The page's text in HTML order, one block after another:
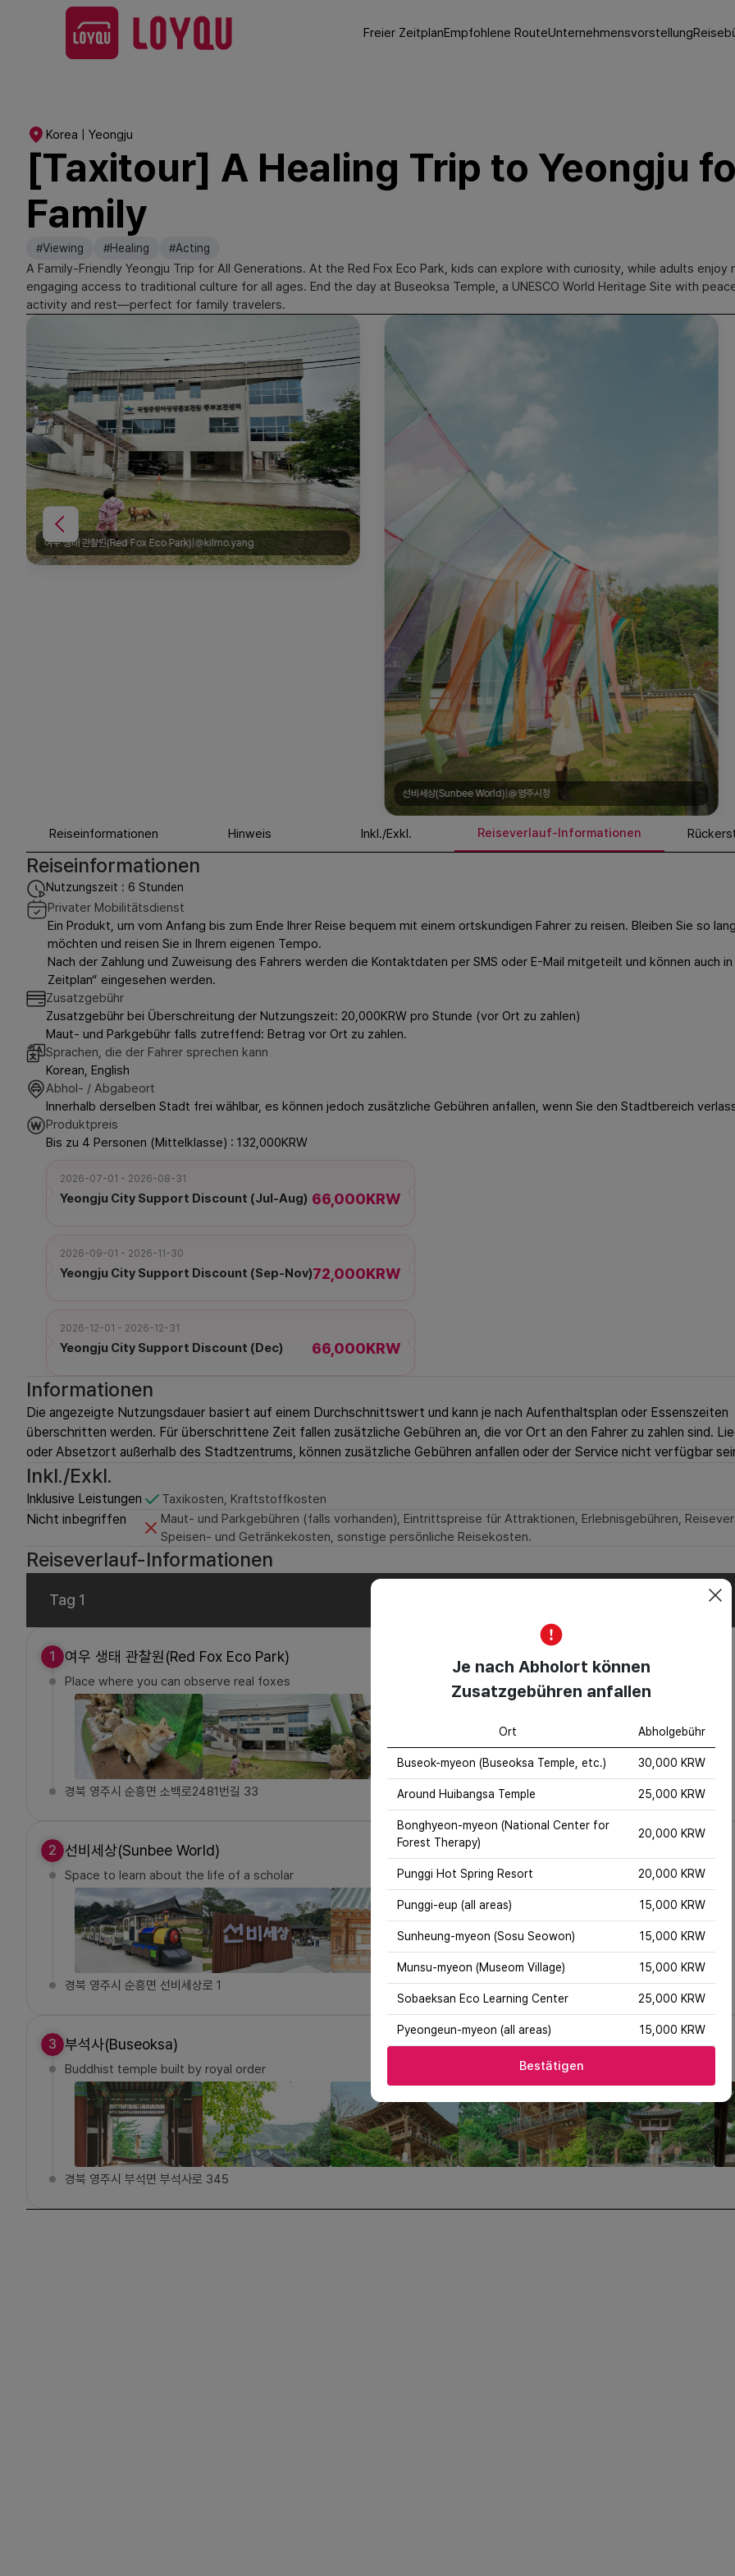
Freier ZeitplanEmpfohlene RouteUnternehmensvorstellung
Korea | Yeongju
[Taxitour] A Healing Trip to Yeongju
Family
#Viewing #Healing #Acting
A Family-Friendly Yeongju Trip for All Generations. At the Red Fox Eco Park, kids can explore with curiosity, while adults
engaging access to traditional culture for all ages. End the day at Buseoksa Temple, a UNESCO World Heritage Site with
activity and rest—perfect for family travelers.
여우 생태 관찰원(Red Fox Eco Park)|@kilmo.yang
선비세상(Sunbee World)|@영주시청
Reiseinformationen Hinweis Inkl./Exkl. Reiseverlauf-Informationen
Reiseinformationen
Nutzungszeit : 6 Stunden
Privater Mobilitätsdienst
Ein Produkt, um vom Anfang bis zum Ende Ihrer Reise bequem mit einem ortskundigen Fahrer zu reisen. Bleiben Sie so
möchten und reisen Sie in Ihrem eigenen Tempo.
Nach der Zahlung und Zuweisung des Fahrers werden die Kontaktdaten per SMS oder E-Mail mitgeteilt und können auch in
Zeitplan“ eingesehen werden.
Zusatzgebühr
Zusatzgebühr bei Überschreitung der Nutzungszeit: 20,000KRW pro Stunde (vor Ort zu zahlen)
Maut- und Parkgebühr falls zutreffend: Betrag vor Ort zu zahlen.
Sprachen, die der Fahrer sprechen kann
Korean, English
Abhol- / Abgabeort
Innerhalb derselben Stadt frei wählbar, es können jedoch zusätzliche Gebühren anfallen, wenn Sie den Stadtbereich
Produktpreis
Bis zu 4 Personen (Mittelklasse) : 132,000KRW
2026-07-01 - 2026-08-31
Yeongju City Support Discount (Jul-Aug) 66,000KRW
2026-09-01 - 2026-11-30
Yeongju City Support Discount (Sep-Nov)72,000KRW
2026-12-01 - 2026-12-31
Yeongju City Support Discount (Dec) 66,000KRW
Informationen
Die angezeigte Nutzungsdauer basiert auf einem Durchschnittswert und kann je nach Aufenthaltsplan oder Essenszeiten
überschritten werden. Für überschrittene Zeit fallen zusätzliche Gebühren an, die vor Ort an den Fahrer zu zahlen sind.
oder Absetzort außerhalb des Stadtzentrums, können zusätzliche Gebühren anfallen oder der Service nicht verfügbar
Inkl./Exkl.
Inklusive Leistungen Taxikosten, Kraftstoffkosten
Nicht inbegriffen
Maut- und Parkgebühren (falls vorhanden), Eintrittspreise für Attraktionen, Erlebnisgebühren,
Speisen- und Getränkekosten, sonstige persönliche Reisekosten.
Reiseverlauf-Informationen
Tag 1
1 여우 생태 관찰원(Red Fox Eco Park)
Place where you can observe real foxes
경북 영주시 순흥면 소백로2481번길 33
2 선비세상(Sunbee World)
Space to learn about the life of a scholar
경북 영주시 순흥면 선비세상로 1
3 부석사(Buseoksa)
Buddhist temple built by royal order
경북 영주시 부석면 부석사로 345
Je nach Abholort können
Zusatzgebühren anfallen
Ort Abholgebühr
Buseok-myeon (Buseoksa Temple, etc.) 30,000 KRW
Around Huibangsa Temple 25,000 KRW
Bonghyeon-myeon (National Center for
Forest Therapy)
20,000 KRW
Punggi Hot Spring Resort 20,000 KRW
Punggi-eup (all areas) 15,000 KRW
Sunheung-myeon (Sosu Seowon) 15,000 KRW
Munsu-myeon (Museom Village) 15,000 KRW
Sobaeksan Eco Learning Center 25,000 KRW
Pyeongeun-myeon (all areas) 15,000 KRW
Bestätigen